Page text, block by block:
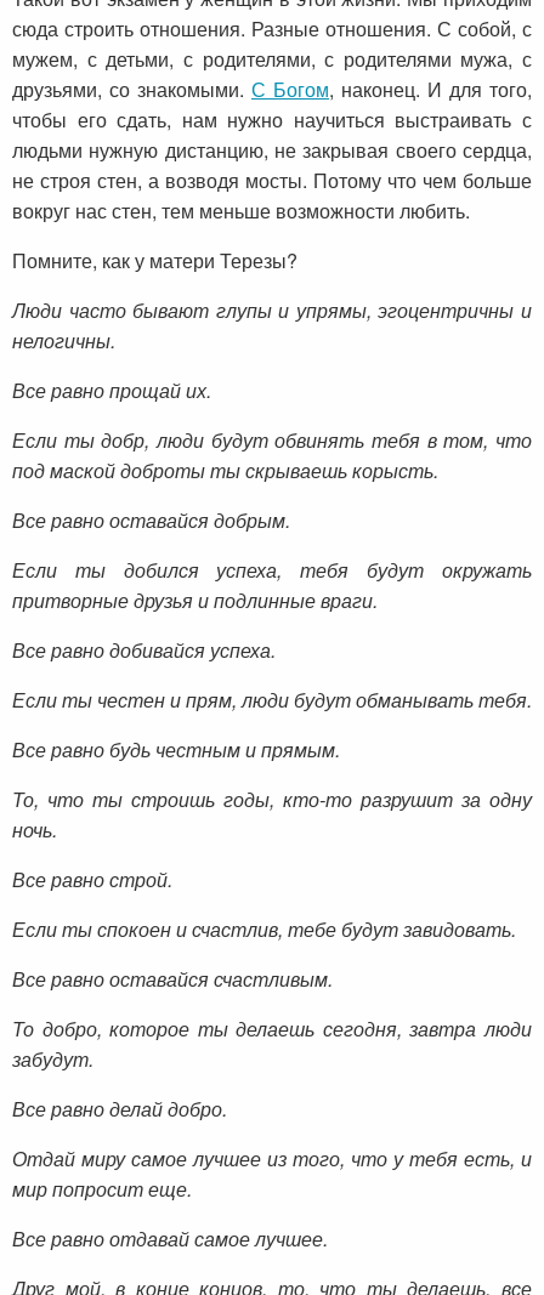
сюда строить отношения. Разные отношения. С собой, с
мужем, с детьми, с родителями, с родителями мужа, с
друзьями, со знакомыми. С Богом, наконец. И для того,
чтобы его сдать, нам нужно научиться выстраивать с
людьми нужную дистанцию, не закрывая своего сердца,
не строя стен, а возводя мосты. Потому что чем больше
вокруг нас стен, тем меньше возможности любить.
Помните, как у матери Терезы?
Люди часто бывают глупы и упрямы,эгоцентричны и
нелогичны.
Все равно прощай их.
Если ты добр,люди будут обвинять тебя в том, что
под маской доброты ты скрываешь корысть.
Все равно оставайся добрым.
Если ты добился успеха,тебя будут окружать
притворные друзья и подлинные враги.
Все равно добивайся успеха.
Если ты честен и прям,люди будут обманывать тебя.
Все равно будь честным и прямым.
То, что ты строишь годы, кто-то разрушит за одну
ночь.
Все равно строй.
Если ты спокоен и счастлив, тебе будут завидовать.
Все равно оставайся счастливым.
То добро, которое ты делаешь сегодня,завтра люди
забудут.
Все равно делай добро.
Отдай миру самое лучшее из того, что у тебя есть, и
мир попросит еще.
Все равно отдавай самое лучшее.
Друг мой, в конце концов, то, что ты делаешь,все